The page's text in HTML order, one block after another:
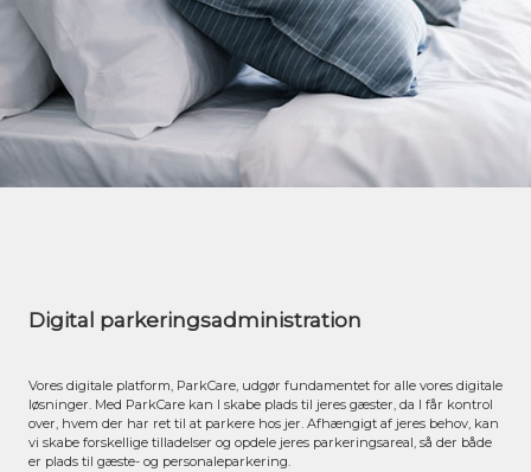
Digital parkeringsadministration
Vores digitale platform, ParkCare, udgør fundamentet for alle vores digitale
løsninger. Med ParkCare kan I skabe plads til jeres gæster, da I får kontrol
over, hvem der har ret til at parkere hos jer. Afhængigt af jeres behov, kan
vi skabe forskellige tilladelser og opdele jeres parkeringsareal, så der både
er plads til gæste- og personaleparkering.